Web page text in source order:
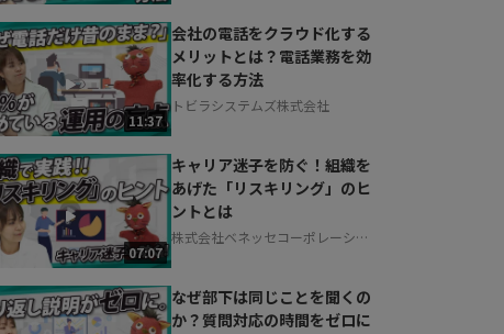
11:37
会社の電話をクラウド化する
メリットとは？電話業務を効
率化する方法
トビラシステムズ株式会社
07:07
キャリア迷子を防ぐ！組織を
あげた「リスキリング」のヒ
ントとは
株式会社ベネッセコーポレーショ
なぜ部下は同じことを聞くの
か？質問対応の時間をゼロに